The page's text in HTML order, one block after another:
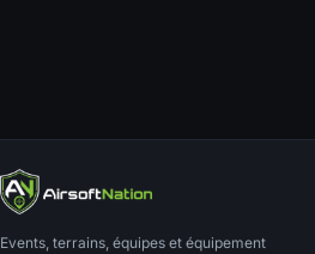
Events, terrains, équipes et équipement